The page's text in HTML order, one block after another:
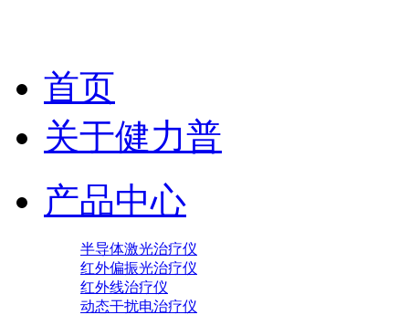
首页
关于健力普
产品中心
半导体激光治疗仪
红外偏振光治疗仪
红外线治疗仪
动态干扰电治疗仪